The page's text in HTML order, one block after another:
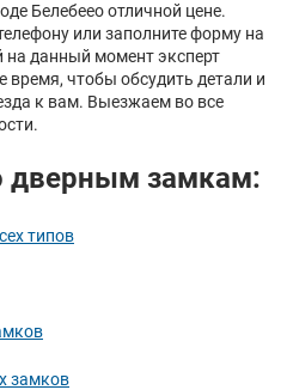
Белебеео отличной цене.
или заполните форму на
данный момент эксперт
чтобы обсудить детали и
к вам. Выезжаем во все
дверным замкам:
типов
замков